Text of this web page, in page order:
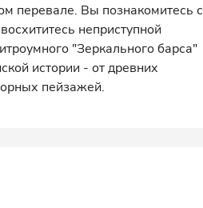
перевале. Вы познакомитесь с
неприступной
"Зеркального барса"
истории - от древних
пейзажей.